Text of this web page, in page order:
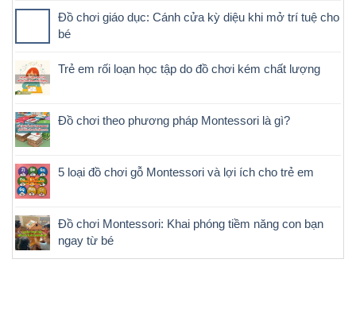
Đồ chơi giáo dục: Cánh cửa kỳ diệu khi mở trí tuệ cho
bé
Trẻ em rối loạn học tập do đồ chơi kém chất lượng
Đồ chơi theo phương pháp Montessori là gì?
5 loại đồ chơi gỗ Montessori và lợi ích cho trẻ em
Đồ chơi Montessori: Khai phóng tiềm năng con bạn
ngay từ bé